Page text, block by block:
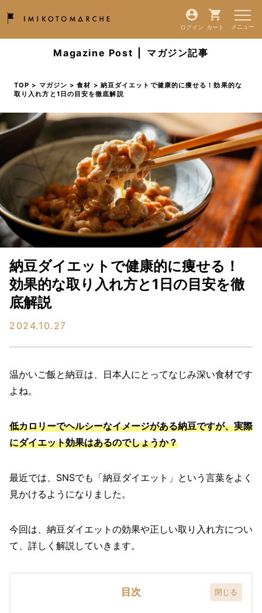
ログイン カート
Magazine Post マガジン記事
TOP > マガジン >食材 > 納豆ダイエットで健康的に痩せる！効果的な
取り入れ方と1日の目安を徹底解説
納豆ダイエットで健康的に痩せる！
効果的な取り入れ方と1日の目安を徹
底解説
2024.10.27
温かいご飯と納豆は、日本人にとってなじみ深い食材です
よね。
低カロリーでヘルシーなイメージがある納豆ですが、実際
にダイエット効果はあるのでしょうか？
最近では、SNSでも「納豆ダイエット」という言葉をよく
見かけるようになりました。
今回は、納豆ダイエットの効果や正しい取り入れ方につい
て、詳しく解説していきます。
目次